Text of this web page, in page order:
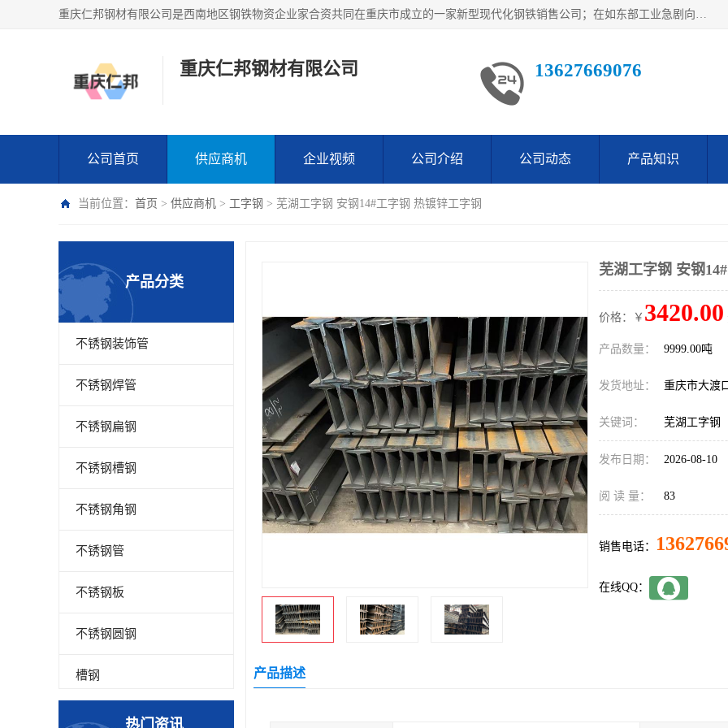
重庆仁邦钢材有限公司是西南地区钢铁物资企业家合资共同在重庆市成立的一家新型现代化钢铁销售公司；在如东部工业急剧向西部转移，西部大建工厂区及国家水利水电项目，我司力抓不断完善自我产品结构优化，让自己的钢铁产品广泛传播于这些大型再建项目
重庆仁邦钢材有限公司 13627669076
公司首页 供应商机 企业视频 公司介绍 公司动态 产品知识
当前位置： 首页 > 供应商机 > 工字钢 > 芜湖工字钢 安钢14#工字钢 热镀锌工字钢
产品分类
不锈钢装饰管
不锈钢焊管
不锈钢扁钢
不锈钢槽钢
不锈钢角钢
不锈钢管
不锈钢板
不锈钢圆钢
槽钢
热门资讯
芜湖工字钢 安钢
价格：￥ 3420.00
产品数量： 9999.00吨
发货地址： 重庆市大渡
关键词： 芜湖工字钢
发布日期： 2026-08-10
阅 读 量： 83
销售电话：
在线QQ：
产品描述